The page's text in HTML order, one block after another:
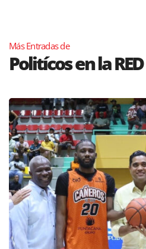
Más Entradas de
Politícos en la RED